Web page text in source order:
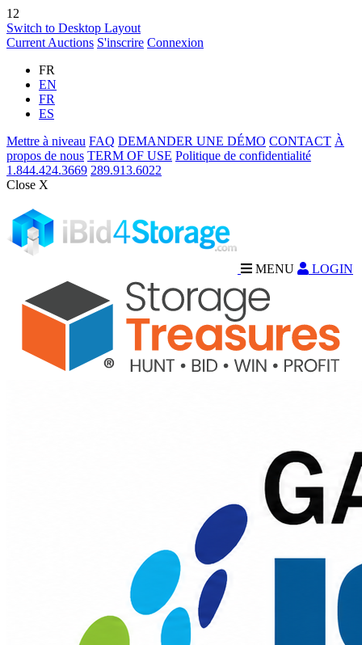
12
Switch to Desktop Layout
Current Auctions S'inscrire Connexion
FR
EN
FR
ES
Mettre à niveau FAQ DEMANDER UNE DÉMO CONTACT À
propos de nous TERM OF USE Politique de confidentialité
1.844.424.3669 289.913.6022
Close X
MENU LOGIN